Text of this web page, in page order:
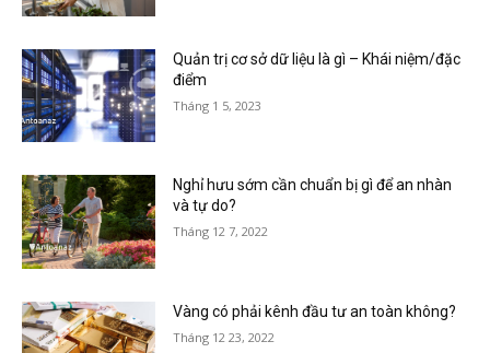
Quản trị cơ sở dữ liệu là gì – Khái niệm/đặc
điểm
Tháng 1 5, 2023
Nghỉ hưu sớm cần chuẩn bị gì để an nhàn
và tự do?
Tháng 12 7, 2022
Vàng có phải kênh đầu tư an toàn không?
Tháng 12 23, 2022